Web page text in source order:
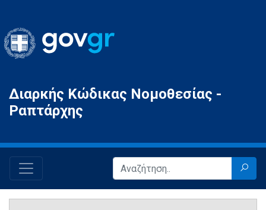
Gov.gr
Διαρκής Κώδικας Νομοθεσίας -
Ραπτάρχης